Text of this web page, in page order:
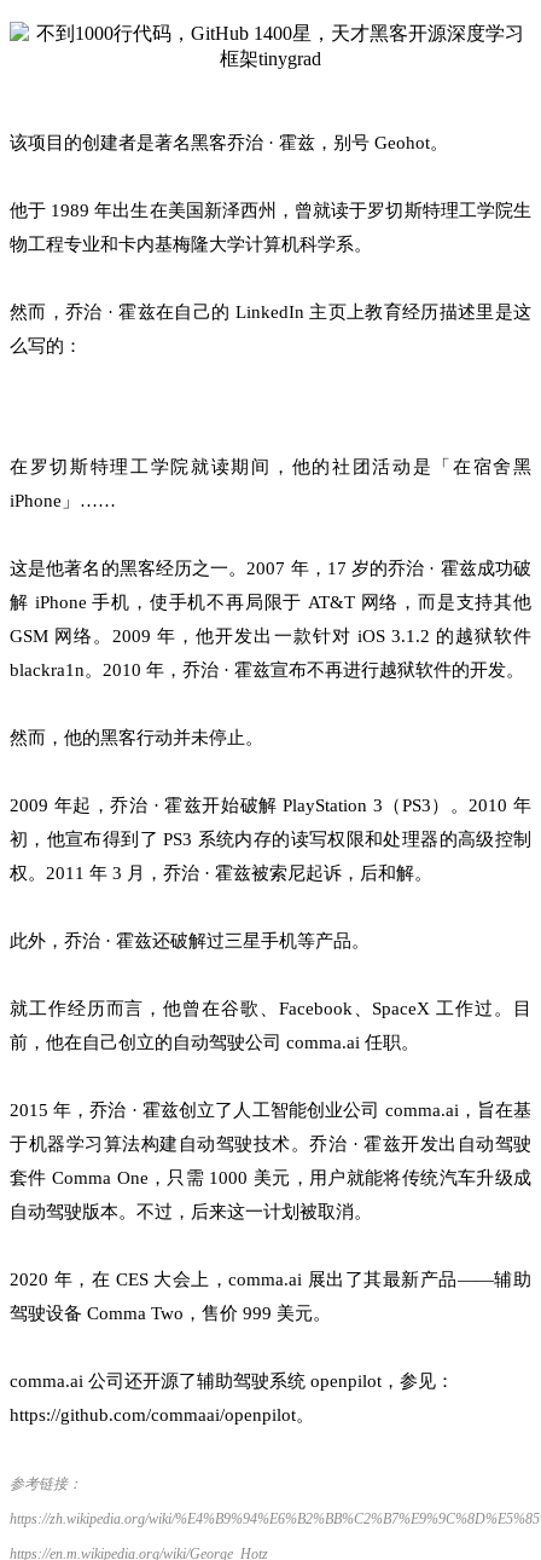
该项目的创建者是著名黑客乔治 · 霍兹，别号 Geohot。
他于 1989 年出生在美国新泽西州，曾就读于罗切斯特理工学院生
物工程专业和卡内基梅隆大学计算机科学系。
然而，乔治 · 霍兹在自己的 LinkedIn 主页上教育经历描述里是这
么写的：
在罗切斯特理工学院就读期间，他的社团活动是「在宿舍黑
iPhone」……
这是他著名的黑客经历之一。2007 年，17 岁的乔治 · 霍兹成功破
解 iPhone 手机，使手机不再局限于 AT&T 网络，而是支持其他
GSM 网络。2009 年，他开发出一款针对 iOS 3.1.2 的越狱软件
blackra1n。2010 年，乔治 · 霍兹宣布不再进行越狱软件的开发。
然而，他的黑客行动并未停止。
2009 年起，乔治 · 霍兹开始破解 PlayStation 3（PS3）。2010 年
初，他宣布得到了 PS3 系统内存的读写权限和处理器的高级控制
权。2011 年 3 月，乔治 · 霍兹被索尼起诉，后和解。
此外，乔治 · 霍兹还破解过三星手机等产品。
就工作经历而言，他曾在谷歌、Facebook、SpaceX 工作过。目
前，他在自己创立的自动驾驶公司 comma.ai 任职。
2015 年，乔治 · 霍兹创立了人工智能创业公司 comma.ai，旨在基
于机器学习算法构建自动驾驶技术。乔治 · 霍兹开发出自动驾驶
套件 Comma One，只需 1000 美元，用户就能将传统汽车升级成
自动驾驶版本。不过，后来这一计划被取消。
2020 年，在 CES 大会上，comma.ai 展出了其最新产品——辅助
驾驶设备 Comma Two，售价 999 美元。
comma.ai 公司还开源了辅助驾驶系统 openpilot，参见：
https://github.com/commaai/openpilot。
参考链接：
https://zh.wikipedia.org/wiki/
https://en.m.wikipedia.org/wiki/George_Hotz